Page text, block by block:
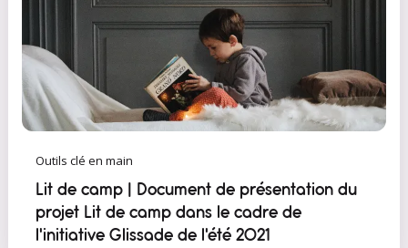
Outils clé en main
Lit de camp | Document de présentation du
projet Lit de camp dans le cadre de
l'initiative Glissade de l'été 2021